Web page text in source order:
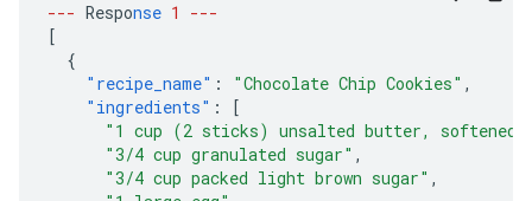
--- Response 1
---
[
{
"recipe_name" : "Chocolate Chip Cookies" ,
"ingredients" :
[
"1 cup (2 sticks) unsalted butter, softened"
"3/4 cup granulated sugar" ,
"3/4 cup packed light brown sugar" ,